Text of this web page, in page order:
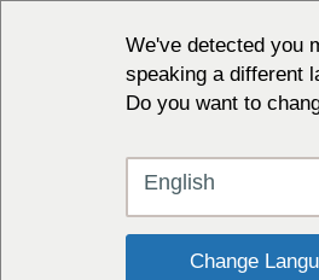
We've detected you
speaking a different
Do you want to
English
Change